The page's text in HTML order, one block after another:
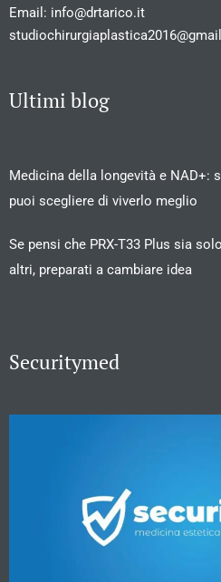
Email: info@drtarico.it
Ultimi blog
Medicina della longevità e NAD+:
puoi scegliere di viverlo meglio
Se pensi che PRX-T33 Plus sia
altri, preparati a cambiare idea
Securitymed